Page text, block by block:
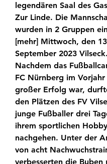
legendären Saal des
Zur Linde. Die
wurden in 2 Gruppen
[mehr] Mittwoch, den
September 2023
Nachdem das
FC Nürnberg im Vorjahr
großer Erfolg war,
den Plätzen des FV
junge Fußballer drei
ihrem sportlichen Hobby
nachgehen. Unter der
von acht
verbesserten die Buben